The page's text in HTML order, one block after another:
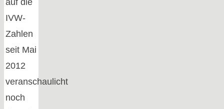
IVW-
Zahlen
seit Mai
2012
veranschaulicht
noch